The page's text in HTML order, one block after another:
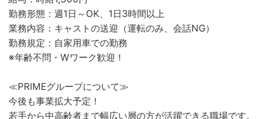
勤務形態：週1日～OK、1日3時間以上
業務内容：キャストの送迎（運転のみ、会話NG）
勤務規定：自家用車での勤務
※年齢不問・Wワーク歓迎！
≪PRIMEグループについて≫
今後も事業拡大予定！
若手から中高齢者まで幅広い層の方が活躍できる職場です。